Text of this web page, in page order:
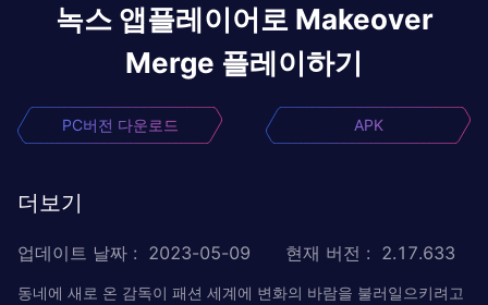
녹스 앱플레이어로 Makeover
Merge 플레이하기
PC버전 다운로드 APK
더보기
업데이트 날짜 : 2023-05-09 현재 버전 : 2.17.633
동네에 새로 온 감독이 패션 세계에 변화의 바람을 불러일으키려고